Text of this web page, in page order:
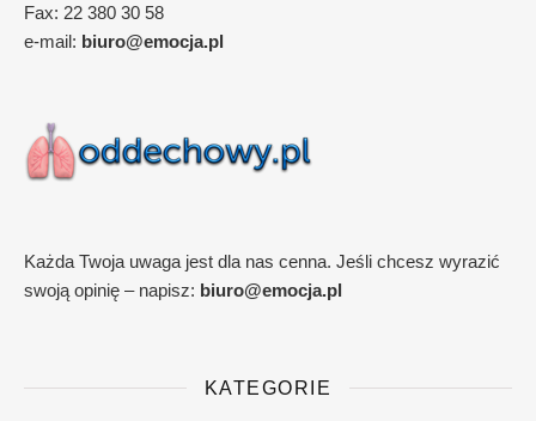
Fax: 22 380 30 58
e-mail: biuro@emocja.pl
Każda Twoja uwaga jest dla nas cenna. Jeśli chcesz wyrazić
swoją opinię – napisz: biuro@emocja.pl
KATEGORIE